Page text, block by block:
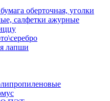
оберточная, уголки
салфетки ажурные
лапши